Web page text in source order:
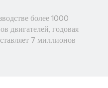
более 1000
двигателей, годовая
7 миллионов